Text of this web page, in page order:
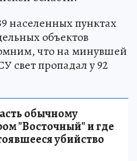
населенных пунктах
объектов
что на минувшей
свет пропадал у 92
обычному
"Восточный" и где
убийство